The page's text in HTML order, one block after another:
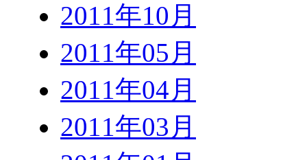
2011年10月
2011年05月
2011年04月
2011年03月